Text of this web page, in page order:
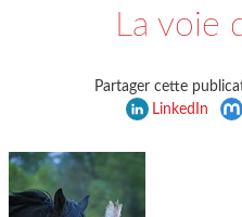
La voie
Partager cette
LinkedIn